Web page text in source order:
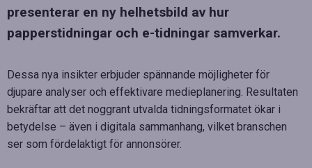
presenterar en ny helhetsbild av hur
papperstidningar och e-tidningar samverkar.
Dessa nya insikter erbjuder spännande möjligheter för
djupare analyser och effektivare medieplanering. Resultaten
bekräftar att det noggrant utvalda tidningsformatet ökar i
betydelse – även i digitala sammanhang, vilket branschen
ser som fördelaktigt för annonsörer.